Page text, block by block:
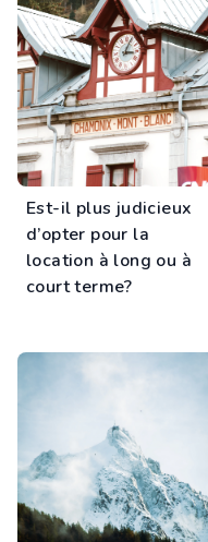
Est-il plus judicieux
d’opter pour la
location à long ou à
court terme?